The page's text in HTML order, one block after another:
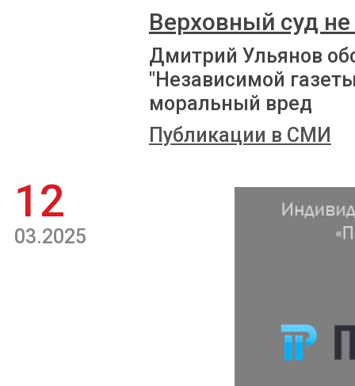
Верховный суд
Дмитрий Ульянов
"Независимой
моральный вред
Публикации в СМИ
12
03.2025